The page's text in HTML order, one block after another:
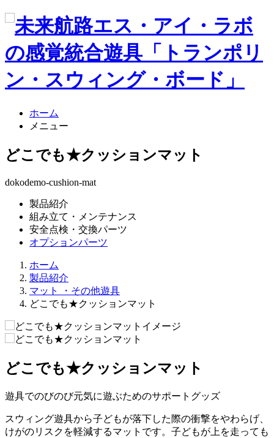
ホーム
メニュー
どこでも★クッションマット
dokodemo-cushion-mat
製品紹介
組み立て・メンテナンス
安全点検・交換パーツ
オプションパーツ
ホーム
製品紹介
マット ・その他遊具
どこでも★クッションマット
どこでも★クッションマット
遊具でのびのび元気に遊ぶためのサポートグッズ
スウィング遊具から子どもが落下した際の衝撃をやわらげ、
けがのリスクを軽減するマットです。子どもが上を走っても